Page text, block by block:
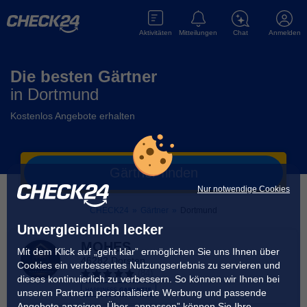
Nur notwendige Cookies
Unvergleichlich lecker
Mit dem Klick auf „geht klar” ermöglichen Sie uns Ihnen über
Cookies ein verbessertes Nutzungserlebnis zu servieren und
dieses kontinuierlich zu verbessern. So können wir Ihnen bei
unseren Partnern personalisierte Werbung und passende
Anmelden
Chat
Mitteilungen
Aktivitäten
Die besten Gärtner
in Dortmund
Kostenlos Angebote erhalten
Gärtnerfinden
MOHES
46282 Dorsten